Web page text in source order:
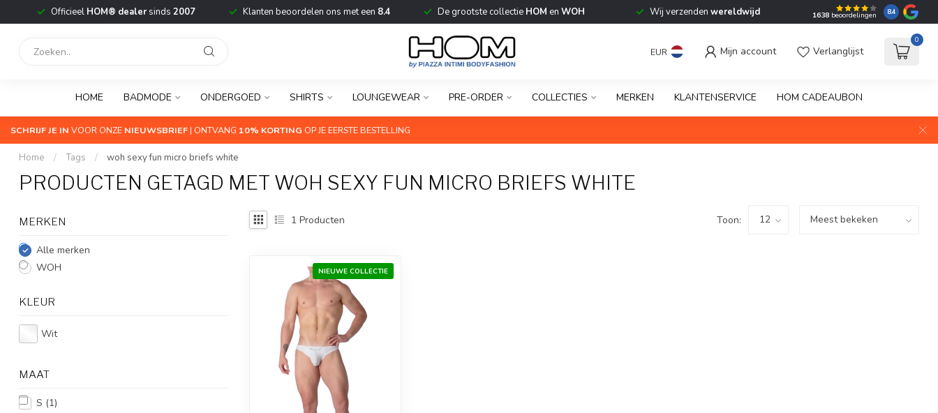
Officieel HOM® dealersinds 2007 Klanten beoordelen ons met een 8.4 De grootste collectie HOM en WOH Wij verzenden wereldwijd 1638 beoordelingen 8.4
EUR Mijn account Verlanglijst
0
HOME BADMODE ONDERGOED SHIRTS LOUNGEWEAR PRE-ORDER COLLECTIES MERKEN KLANTENSERVICE HOM CADEAUBON
SCHRIJF JE IN VOOR ONZE NIEUWSBRIEF| ONTVANG 10% KORTING OP JE EERSTE BESTELLING
Home / Tags / woh sexy fun micro briefs white
PRODUCTEN GETAGD MET WOH SEXY FUN MICRO BRIEFS WHITE
MERKEN
Alle merken
WOH
KLEUR
Wit
MAAT
S (1)
1 Producten Toon:
NIEUWE COLLECTIE